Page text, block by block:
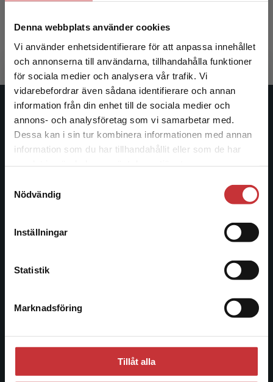
Denna webbplats använder cookies
Vi använder enhetsidentifierare för att anpassa innehållet
och annonserna till användarna, tillhandahålla funktioner
för sociala medier och analysera vår trafik. Vi
vidarebefordrar även sådana identifierare och annan
information från din enhet till de sociala medier och
annons- och analysföretag som vi samarbetar med.
Dessa kan i sin tur kombinera informationen med annan
information som du har tillhandahållit eller som de har
Nödvändig
Inställningar
Statistik
Marknadsföring
Tillåt alla
Begränsad fraktregion
Det verkar som att du besöker
studentlitteratur.se via en enhet utanför Sverige.
Vi erbjuder inte leveranser utanför Sverige. För
att kunna slutföra ett köp måste
483 krinkl. moms
Exkl. moms: 456 kr
Exkl.
Studentlitteratur
Studentlitteratur grundades 1963 och är idag Sveriges
informationstjänster i utbudet, finns Studentlitteratur med
längs hela kunskapsresan.
Kontakta oss
Kontakta oss
Postadress:
Besöksadress: